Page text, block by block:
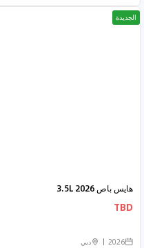
الجديدة
هايس باص 2026 3.5L
TBD
2026 دبي